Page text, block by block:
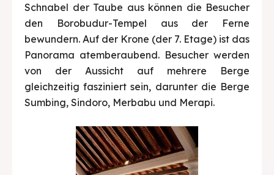
Schnabel der Taube aus können die Besucher
den Borobudur-Tempel aus der Ferne
bewundern. Auf der Krone (der 7. Etage) ist das
Panorama atemberaubend. Besucher werden
von der Aussicht auf mehrere Berge
gleichzeitig fasziniert sein, darunter die Berge
Sumbing, Sindoro, Merbabu und Merapi.